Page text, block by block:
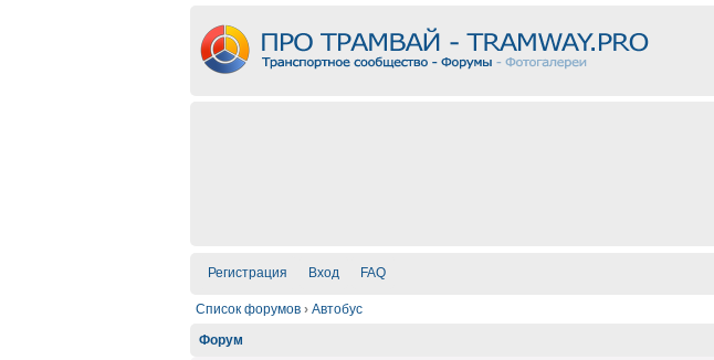
Регистрация Вход FAQ
Список форумов › Автобус
Форум